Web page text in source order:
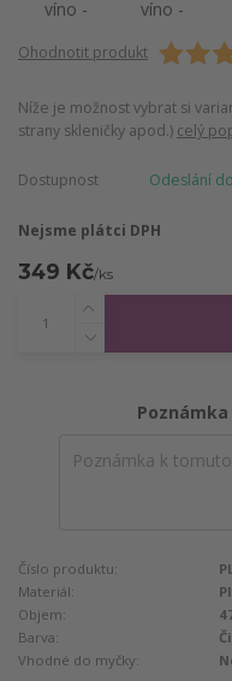
Ohodnotit produkt
Níže je možnost vybrat si
strany skleničky apod.) celý
Dostupnost Odeslání
Nejsme plátci DPH
349 Kč/ks
Číslo produktu:
Materiál:
Objem:
Barva:
Vhodné do myčky: